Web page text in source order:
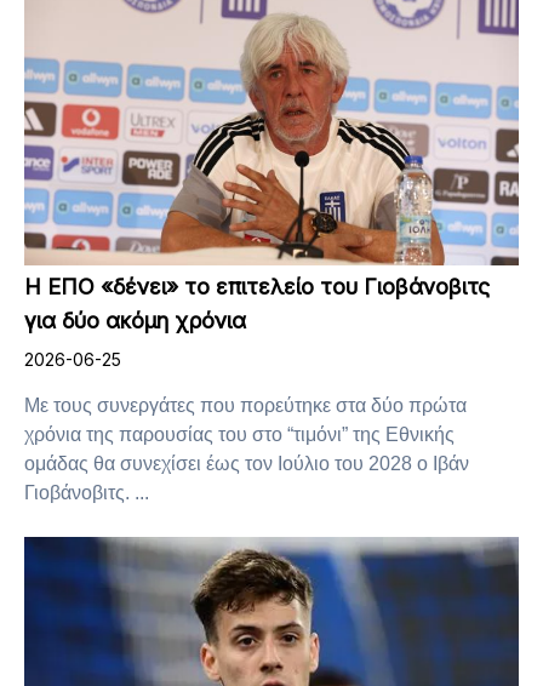
Η ΕΠΟ «δένει» το επιτελείο του Γιοβάνοβιτς
για δύο ακόμη χρόνια
2026-06-25
Με τους συνεργάτες που πορεύτηκε στα δύο πρώτα
χρόνια της παρουσίας του στο “τιμόνι” της Εθνικής
ομάδας θα συνεχίσει έως τον Ιούλιο του 2028 ο Ιβάν
Γιοβάνοβιτς. ...